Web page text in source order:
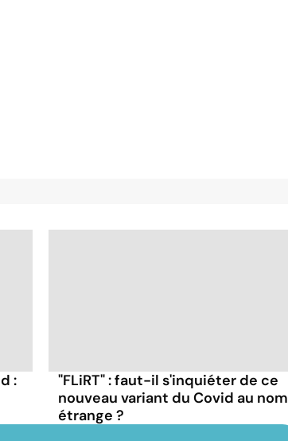
:
"FLiRT" : faut-il s'inquiéter de ce
nouveau variant du Covid au nom
étrange ?